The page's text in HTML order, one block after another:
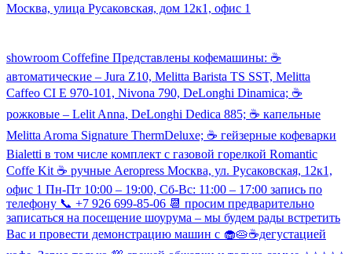
Москва, улица Русаковская, дом 12к1, офис 1
showroom Coffefine Представлены кофемашины: ☕️
автоматические – Jura Z10, Melitta Barista TS SST, Melitta
Caffeo CI Е 970-101, Nivona 790, DeLonghi Dinamica; ☕️
рожковые – Lelit Anna, DeLonghi Dedica 885; ☕️ капельные
Melitta Aroma Signature ThermDeluxe; ☕️ гейзерные кофеварки
Bialetti в том числе комплект с газовой горелкой Romantic
Coffe Kit ☕️ ручные Aeropress Москва, ул. Русаковская, 12к1,
офис 1 Пн-Пт 10:00 – 19:00, Сб-Вс: 11:00 – 17:00 запись по
телефону 📞 +7 926 699-85-06 📆 просим предварительно
записаться на посещение шоурума – мы будем рады встретить
Вас и провести демонстрацию машин с 🧁🥧☕️дегустацией